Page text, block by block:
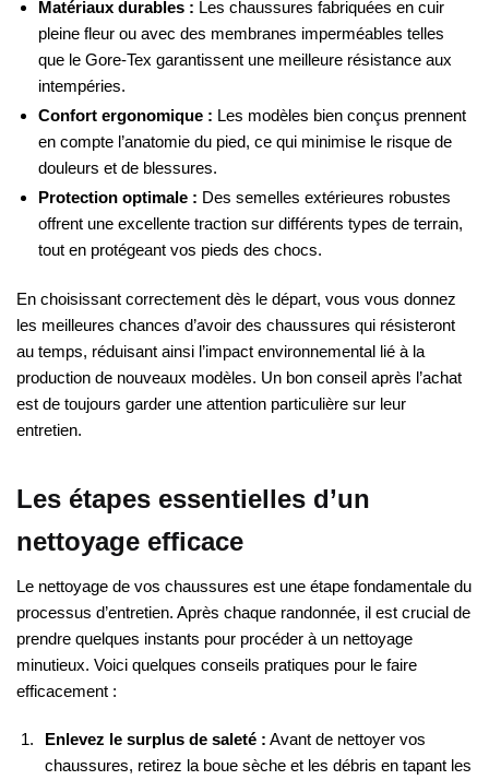
Matériaux durables : Les chaussures fabriquées en cuir
pleine fleur ou avec des membranes imperméables telles
que le Gore-Tex garantissent une meilleure résistance aux
intempéries.
Confort ergonomique : Les modèles bien conçus prennent
en compte l’anatomie du pied, ce qui minimise le risque de
douleurs et de blessures.
Protection optimale : Des semelles extérieures robustes
offrent une excellente traction sur différents types de terrain,
tout en protégeant vos pieds des chocs.
En choisissant correctement dès le départ, vous vous donnez
les meilleures chances d’avoir des chaussures qui résisteront
au temps, réduisant ainsi l’impact environnemental lié à la
production de nouveaux modèles. Un bon conseil après l’achat
est de toujours garder une attention particulière sur leur
entretien.
Les étapes essentielles d’un
nettoyage efficace
Le nettoyage de vos chaussures est une étape fondamentale du
processus d’entretien. Après chaque randonnée, il est crucial de
prendre quelques instants pour procéder à un nettoyage
minutieux. Voici quelques conseils pratiques pour le faire
efficacement :
Enlevez le surplus de saleté : Avant de nettoyer vos
chaussures, retirez la boue sèche et les débris en tapant les